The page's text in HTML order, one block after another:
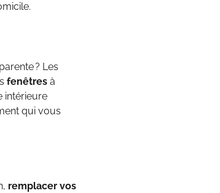
? Les
fenêtres à
intérieure
qui vous
remplacer vos